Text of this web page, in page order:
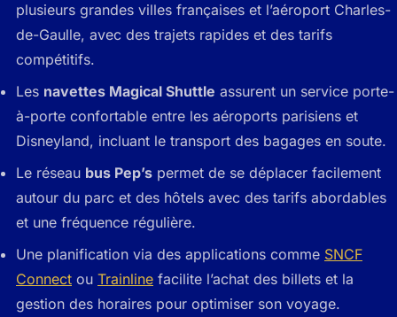
plusieurs grandes villes françaises et l’aéroport Charles-
de-Gaulle, avec des trajets rapides et des tarifs
compétitifs.
Les navettes Magical Shuttle assurent un service porte-
à-porte confortable entre les aéroports parisiens et
Disneyland, incluant le transport des bagages en soute.
Le réseau bus Pep’s permet de se déplacer facilement
autour du parc et des hôtels avec des tarifs abordables
et une fréquence régulière.
Une planification via des applications comme SNCF
Connect ou Trainline facilite l’achat des billets et la
gestion des horaires pour optimiser son voyage.